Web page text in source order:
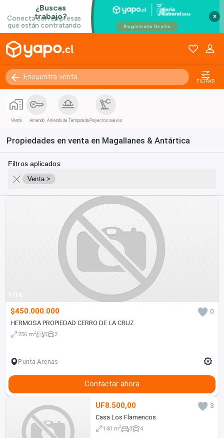
×
FILTRAR
Venta Arriendo Arriendo de Temporada Proyectos nuevos
Propiedades en venta en Magallanes & Antártica
Filtros aplicados
Venta >
1/10
$450.000.000
0
HERMOSA PROPIEDAD CERRO DE LA CRUZ
256 m2 5 2
Punta Arenas
Contactar ahora
UF8.500,00
3
Casa Los Flamencos
140 m2 3 4